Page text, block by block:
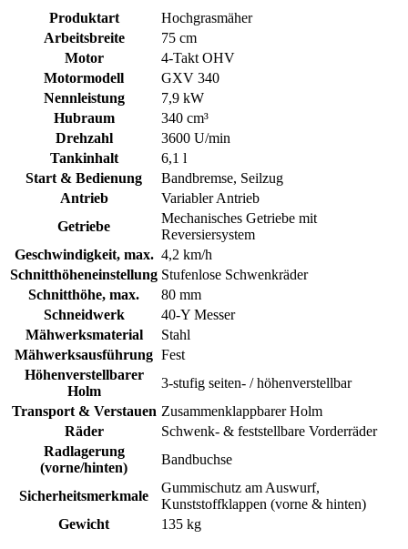
Produktart
Hochgrasmäher
Arbeitsbreite
75 cm
Motor
4-Takt OHV
Motormodell
GXV 340
Nennleistung
7,9 kW
Hubraum
340 cm³
Drehzahl
3600 U/min
Tankinhalt
6,1 l
Start & Bedienung
Bandbremse, Seilzug
Antrieb
Variabler Antrieb
Getriebe
Mechanisches Getriebe mit
Reversiersystem
Geschwindigkeit, max. 4,2 km/h
Schnitthöheneinstellung Stufenlose Schwenkräder
Schnitthöhe, max.
80 mm
Schneidwerk
40-Y Messer
Mähwerksmaterial
Stahl
Mähwerksausführung Fest
Höhenverstellbarer
Holm
3-stufig seiten- / höhenverstellbar
Transport & Verstauen Zusammenklappbarer Holm
Räder
Schwenk- & feststellbare Vorderräder
Radlagerung
(vorne/hinten)
Bandbuchse
Sicherheitsmerkmale
Gummischutz am Auswurf,
Kunststoffklappen (vorne & hinten)
Gewicht
135 kg